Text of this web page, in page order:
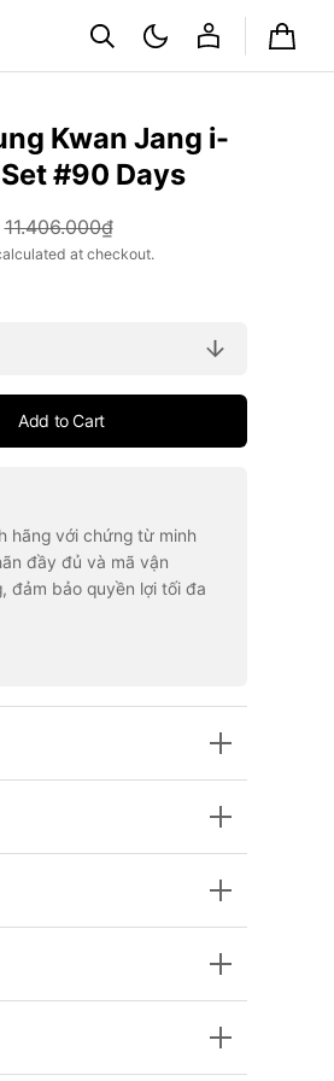
Cart
Kwan Jang i-
#90 Days
11.406.000₫
at checkout.
Add to Cart
hãng với chứng từ minh
đầy đủ và mã vận
đảm bảo quyền lợi tối đa